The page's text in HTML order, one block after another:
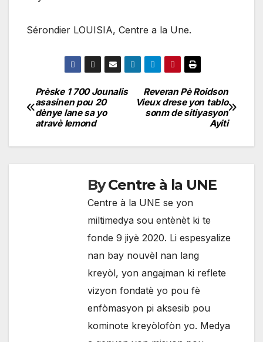
Sérondier LOUISIA, Centre a la Une.
Navigation
de
l'article
Reveran Pè Roidson
Vieux drese yon tablo
sonm de sitiyasyon
Ayiti
Prèske 1 700 Jounalis
asasinen pou 20
dènye lane sa yo
atravè lemond
ByCentre à la UNE
Centre à la UNE se yon
miltimedya sou entènèt ki te
fonde 9 jiyè 2020. Li espesyalize
nan bay nouvèl nan lang
kreyòl, yon angajman ki reflete
vizyon fondatè yo pou fè
enfòmasyon pi aksesib pou
kominote kreyòlofòn yo. Medya